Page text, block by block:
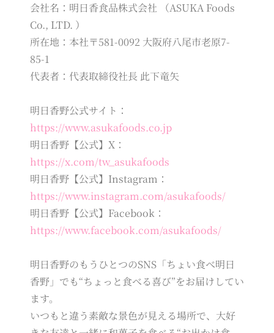
会社名：明日香食品株式会社 （ASUKA Foods
Co., LTD. ）
所在地：本社〒581-0092 大阪府八尾市老原7-
85-1
代表者：代表取締役社長 此下竜矢
明日香野公式サイト：
https://www.asukafoods.co.jp
明日香野【公式】X：
https://x.com/tw_asukafoods
明日香野【公式】Instagram：
https://www.instagram.com/asukafoods/
明日香野【公式】Facebook：
https://www.facebook.com/asukafoods/
明日香野のもうひとつのSNS「ちょい食べ明日
香野」でも“ちょっと食べる喜び”をお届けしてい
ます。
いつもと違う素敵な景色が見える場所で、大好